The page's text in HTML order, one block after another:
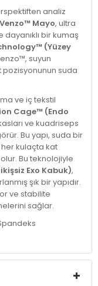
analiz
Venzo™ Mayo, ultra
bir kumaş
(Yüzey
suyun
suda
ve iç tekstil
Cage™ (Endo
ve kuadriseps
Bu yapı, suda bir
her kulaçta kat
Bu teknolojiyle
Exo Kabuk),
şık bir yapıdır.
ve stabilite
sağlar.